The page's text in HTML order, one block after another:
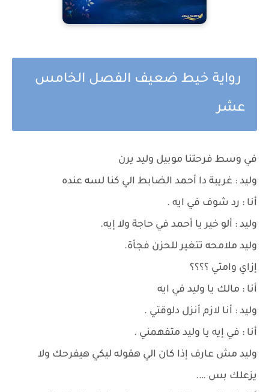
رواية خيط ضعيف الفصل الخامس
عشر
في وسط فرحتنا موبيل وليد يرن
وليد : غريبة دا أحمد الضابط الي كنا لسه عنده
أنا : رد شوف في ايه .
وليد : ألو خير يا أحمد في حاجة ولا إيه.
وليد ملامحه تتغير للحزن فجأة.
إزاي وامتي ؟؟؟؟
أنا : مالك يا وليد في ايه
وليد : أنا لازم أنزل دلوقتي .
أنا : في إيه يا وليد متفهمني .
وليد مش عارف إذا كان الي هقوله ليكي هيفرحك ولا
يزعلك بس ….